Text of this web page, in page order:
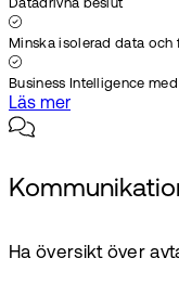
Datadrivna beslut
Minska isolerad data och
Business Intelligence
Läs mer
Ha översikt över